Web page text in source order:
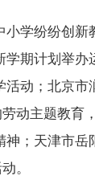
小学纷纷创新
学期计划举办
活动；北京市
劳动主题教育
神；天津市岳
。